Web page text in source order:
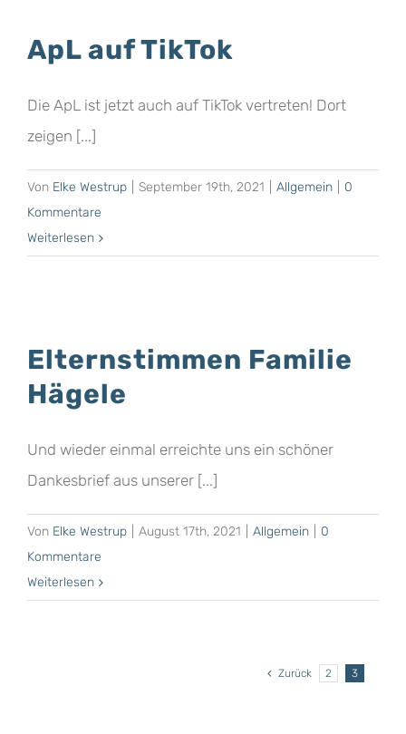
ApL auf TikTok
Die ApL ist jetzt auch auf TikTok vertreten! Dort
zeigen [...]
Von Elke Westrup September 19th, 2021 Allgemein
0
Kommentare
Weiterlesen
Elternstimmen Familie
Hägele
Und wieder einmal erreichte uns ein schöner
Dankesbrief aus unserer [...]
Von Elke Westrup August 17th, 2021 Allgemein
0
Kommentare
Weiterlesen
Zurück 2 3